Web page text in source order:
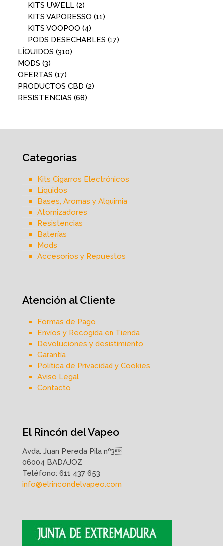
KITS UWELL (2)
KITS VAPORESSO (11)
KITS VOOPOO (4)
PODS DESECHABLES (17)
LÍQUIDOS (310)
MODS (3)
OFERTAS (17)
PRODUCTOS CBD (2)
RESISTENCIAS (68)
Categorías
Kits Cigarros Electrónicos
Líquidos
Bases, Aromas y Alquimia
Atomizadores
Resistencias
Baterías
Mods
Accesorios y Repuestos
Atención al Cliente
Formas de Pago
Envíos y Recogida en Tienda
Devoluciones y desistimiento
Garantía
Política de Privacidad y Cookies
Aviso Legal
Contacto
El Rincón del Vapeo
Avda. Juan Pereda Pila nº3
06004 BADAJOZ
Teléfono: 611 437 653
info@elrincondelvapeo.com